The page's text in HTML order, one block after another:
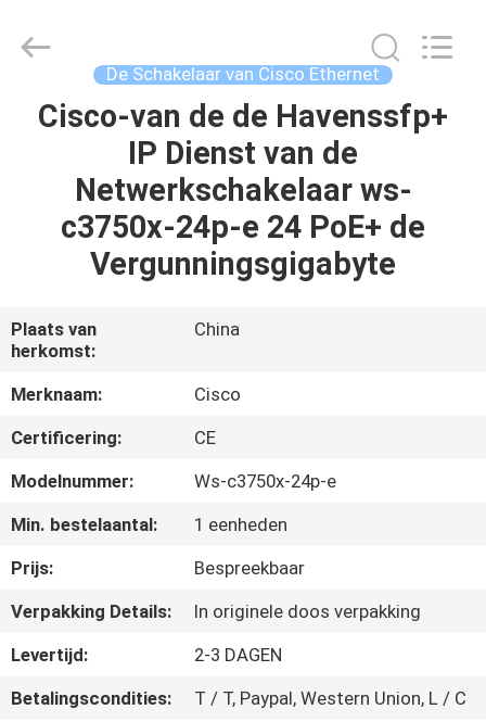
HUIS
PRODUCTEN
VIDEO'S
OVER
ONS
FABRIEKSTOCHT
KWALITEITSCONTROLE
NEEM
CONTACT
MET
Ltd..
De Schakelaar van Cisco Ethernet
Cisco-van de de Havenssfp+
IP Dienst van de
Netwerkschakelaar ws-
c3750x-24p-e 24 PoE+ de
Vergunningsgigabyte
Plaats van
herkomst:
China
Merknaam:
Cisco
Certificering:
CE
Modelnummer:
Ws-c3750x-24p-e
Min. bestelaantal:
1 eenheden
Prijs:
Bespreekbaar
Verpakking Details:
In originele doos verpakking
Levertijd:
2-3 DAGEN
Betalingscondities:
T / T, Paypal, Western Union, L / C